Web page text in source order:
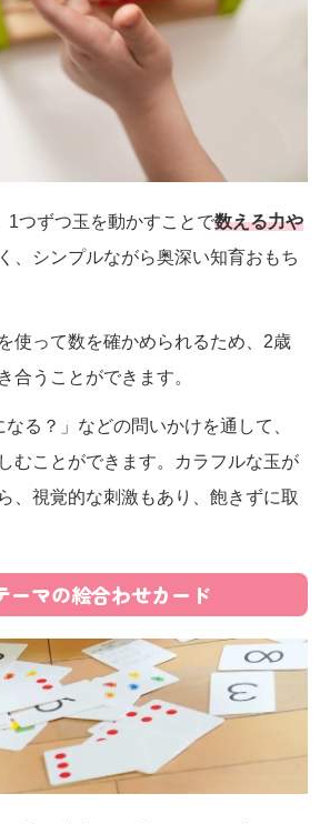
1つずつ玉を動かすことで数える力や
、シンプルながら奥深い知育おもち
使って数を確かめられるため、2歳
合うことができます。
なる？」などの問いかけを通して、
むことができます。カラフルな玉が
、視覚的な刺激もあり、飽きずに取
ーマの絵合わせカード